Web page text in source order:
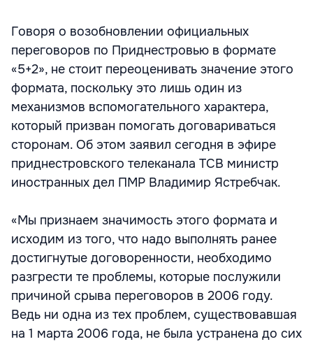
Говоря о возобновлении официальных
переговоров по Приднестровью в формате
«5+2», не стоит переоценивать значение этого
формата, поскольку это лишь один из
механизмов вспомогательного характера,
который призван помогать договариваться
сторонам. Об этом заявил сегодня в эфире
приднестровского телеканала ТСВ министр
иностранных дел ПМР Владимир Ястребчак.
«Мы признаем значимость этого формата и
исходим из того, что надо выполнять ранее
достигнутые договоренности, необходимо
разгрести те проблемы, которые послужили
причиной срыва переговоров в 2006 году.
Ведь ни одна из тех проблем, существовавшая
на 1 марта 2006 года, не была устранена до сих